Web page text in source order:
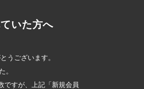
いた方へ
うございます。
。
ですが、上記「新規会員